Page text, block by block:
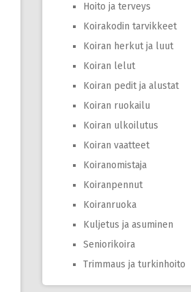
Hoito ja terveys
Koirakodin tarvikkeet
Koiran herkut ja luut
Koiran lelut
Koiran pedit ja alustat
Koiran ruokailu
Koiran ulkoilutus
Koiran vaatteet
Koiranomistaja
Koiranpennut
Koiranruoka
Kuljetus ja asuminen
Seniorikoira
Trimmaus ja turkinhoito